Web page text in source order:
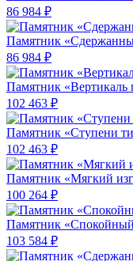
86 984 ₽
Памятник
86 984 ₽
Памятник «Вертикаль
102 463 ₽
Памятник «Ступени
102 463 ₽
Памятник «Мягкий
100 264 ₽
Памятник
103 584 ₽